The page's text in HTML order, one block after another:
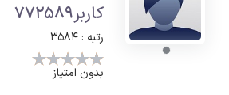
کاربر772589
رتبه : 3584
بدون امتیاز